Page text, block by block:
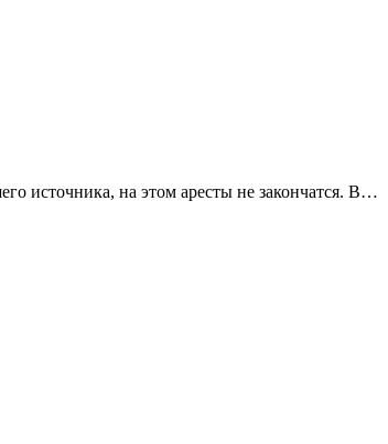
источника, на этом аресты не закончатся. В…